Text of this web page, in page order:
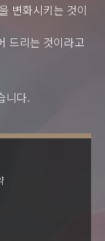
변화시키는 것이
드리는 것이라고
니다.